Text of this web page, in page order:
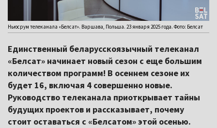
Ньюсрум телеканала «Белсат». Варшава, Польша. 23 января 2025 года. Фото: Белсат
Единственный беларусскоязычный телеканал
«Белсат» начинает новый сезон с еще большим
количеством программ! В осеннем сезоне их
будет 16, включая 4 совершенно новые.
Руководство телеканала приоткрывает тайны
будущих проектов и рассказывает, почему
стоит оставаться с «Белсатом» этой осенью.